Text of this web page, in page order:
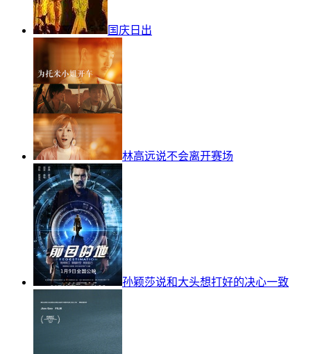
国庆日出
林高远说不会离开赛场
孙颖莎说和大头想打好的决心一致